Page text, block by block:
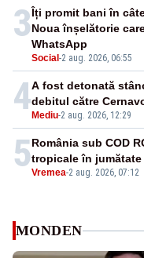
3
Social -2 aug. 2026, 06:55
Îți promit bani în
Noua înșelătorie
WhatsApp
4 Mediu-2 aug. 2026, 12:29
A fost detonată
debitul către
5Vremea-2 aug. 2026, 07:12
România sub COD
tropicale în jumătate
MONDEN